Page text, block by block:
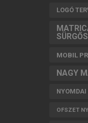
LOGÓ
MOBIL
NAGY
NYOMDAI
OFSZET